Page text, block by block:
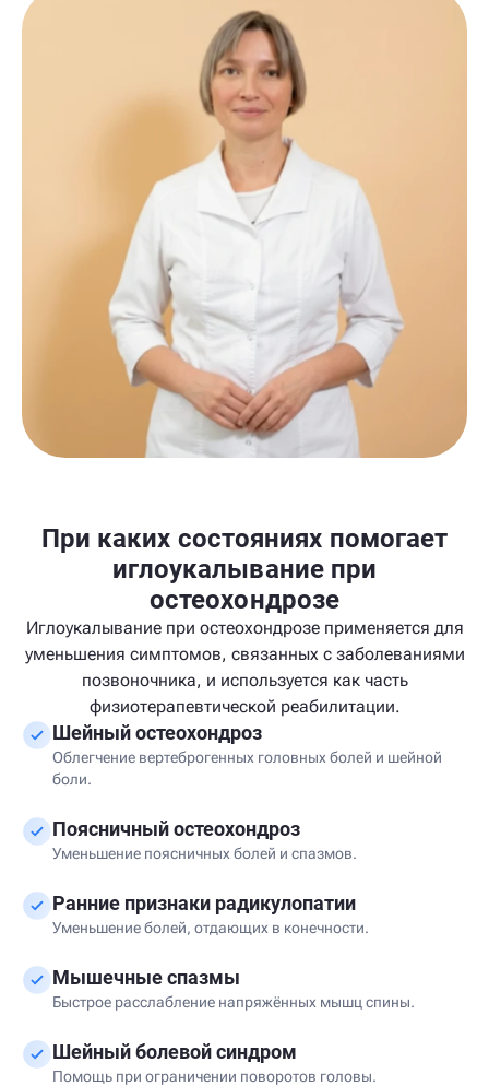
При каких состояниях помогает
иглоукалывание при
остеохондрозе
Иглоукалывание при остеохондрозе применяется для
уменьшения симптомов, связанных с заболеваниями
позвоночника, и используется как часть
физиотерапевтической реабилитации.
Шейный остеохондроз
Облегчение вертеброгенных головных болей и шейной
боли.
Поясничный остеохондроз
Уменьшение поясничных болей и спазмов.
Ранние признаки радикулопатии
Уменьшение болей, отдающих в конечности.
Мышечные спазмы
Быстрое расслабление напряжённых мышц спины.
Шейный болевой синдром
Помощь при ограничении поворотов головы.